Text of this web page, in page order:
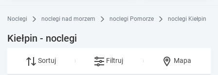
Noclegi noclegi nad morzem noclegi Pomorze noclegi Kiełpin
Kiełpin - noclegi
Sortuj Filtruj Mapa